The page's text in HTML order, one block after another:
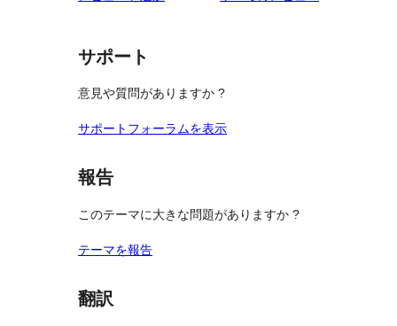
サポート
意見や質問がありますか ?
サポートフォーラムを表示
報告
このテーマに大きな問題がありますか ?
テーマを報告
翻訳